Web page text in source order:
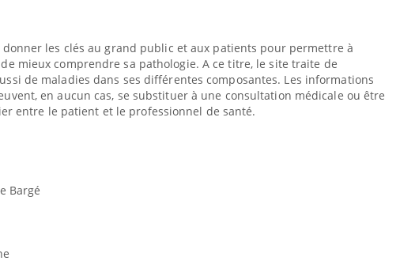
les clés au grand public et aux patients pour permettre à
mieux comprendre sa pathologie. A ce titre, le site traite de
de maladies dans ses différentes composantes. Les informations
en aucun cas, se substituer à une consultation médicale ou être
entre le patient et le professionnel de santé.
Bargé
Le Viagra pourrait-il freiner
la propagation du cancer ?
Le smartphone nuit-il à
l'apprentissage de la
lecture ?